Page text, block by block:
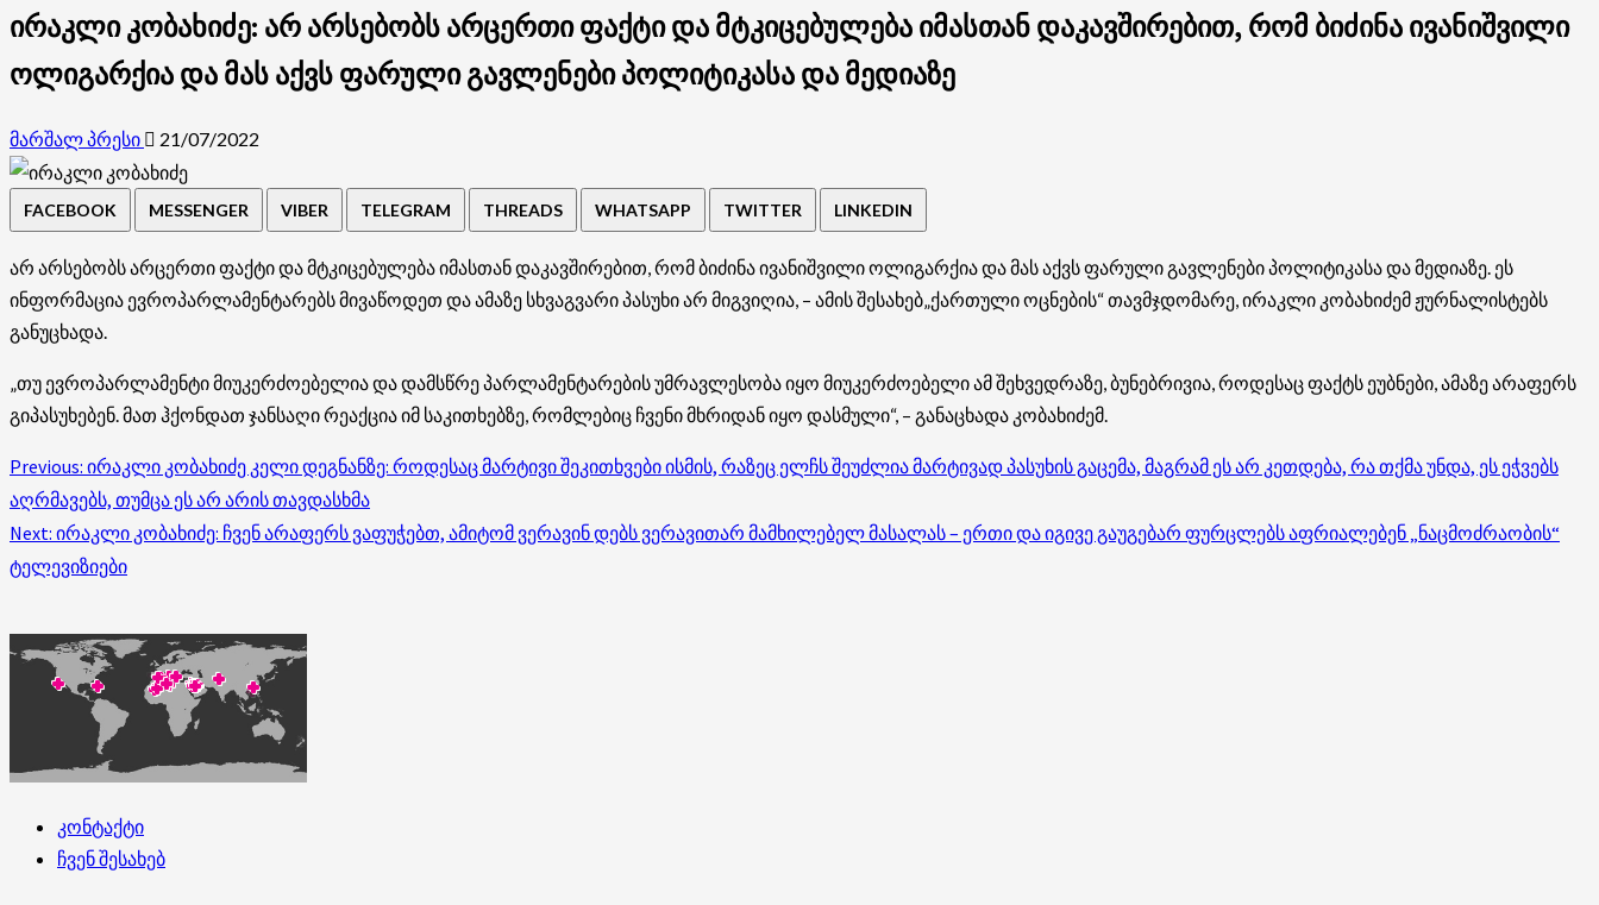
ირაკლი კობახიძე: არ არსებობს არცერთი ფაქტი და მტკიცებულება იმასთან დაკავშირებით, რომ ბიძინა ივანიშვილი
ოლიგარქია და მას აქვს ფარული გავლენები პოლიტიკასა და მედიაზე
მარშალ პრესი 21/07/2022
FACEBOOK MESSENGER VIBER TELEGRAM THREADS WHATSAPP TWITTER LINKEDIN
არ არსებობს არცერთი ფაქტი და მტკიცებულება იმასთან დაკავშირებით, რომ ბიძინა ივანიშვილი ოლიგარქია და მას აქვს ფარული გავლენები პოლიტიკასა და მედიაზე. ეს
ინფორმაცია ევროპარლამენტარებს მივაწოდეთ და ამაზე სხვაგვარი პასუხი არ მიგვიღია, – ამის შესახებ„ქართული ოცნების“ თავმჯდომარე, ირაკლი კობახიძემ ჟურნალისტებს
განუცხადა.
„თუ ევროპარლამენტი მიუკერძოებელია და დამსწრე პარლამენტარების უმრავლესობა იყო მიუკერძოებელი ამ შეხვედრაზე, ბუნებრივია, როდესაც ფაქტს ეუბნები, ამაზე არაფერს
გიპასუხებენ. მათ ჰქონდათ ჯანსაღი რეაქცია იმ საკითხებზე, რომლებიც ჩვენი მხრიდან იყო დასმული“, – განაცხადა კობახიძემ.
Post
navigation
Previous: ირაკლი კობახიძე კელი დეგნანზე: როდესაც მარტივი შეკითხვები ისმის, რაზეც ელჩს შეუძლია მარტივად პასუხის გაცემა, მაგრამ ეს არ კეთდება, რა თქმა უნდა, ეს ეჭვებს
აღრმავებს, თუმცა ეს არ არის თავდასხმა
Next: ირაკლი კობახიძე: ჩვენ არაფერს ვაფუჭებთ, ამიტომ ვერავინ დებს ვერავითარ მამხილებელ მასალას – ერთი და იგივე გაუგებარ ფურცლებს აფრიალებენ „ნაცმოძრაობის“
ტელევიზიები
კონტაქტი
ჩვენ შესახებ